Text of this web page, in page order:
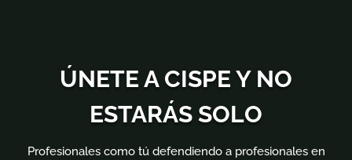
ÚNETE A CISPE Y NO
ESTARÁS SOLO
Profesionales como tú defendiendo a profesionales en